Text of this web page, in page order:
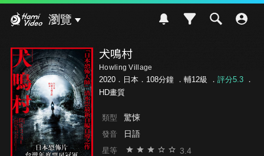
瀏覽
犬鳴村
Howling Village
2020．日本．108分鐘 ． 輔12級 ． 評分5.3．
HD畫質
類型 驚悚
發音 日語
星等 3.4